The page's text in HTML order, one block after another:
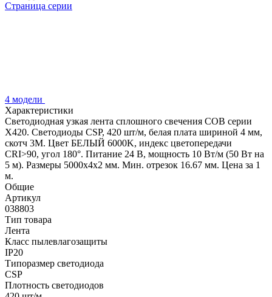
Страница серии
4 модели
Характеристики
Светодиодная узкая лента сплошного свечения COB серии
X420. Светодиоды CSP, 420 шт/м, белая плата шириной 4 мм,
скотч 3M. Цвет БЕЛЫЙ 6000K, индекс цветопередачи
CRI>90, угол 180°. Питание 24 В, мощность 10 Вт/м (50 Вт на
5 м). Размеры 5000х4х2 мм. Мин. отрезок 16.67 мм. Цена за 1
м.
Общие
Артикул
038803
Тип товара
Лента
Класс пылевлагозащиты
IP20
Типоразмер светодиода
CSP
Плотность светодиодов